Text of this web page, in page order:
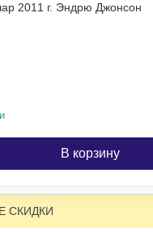
2011 г. Эндрю Джонсон
В корзину
СКИДКИ